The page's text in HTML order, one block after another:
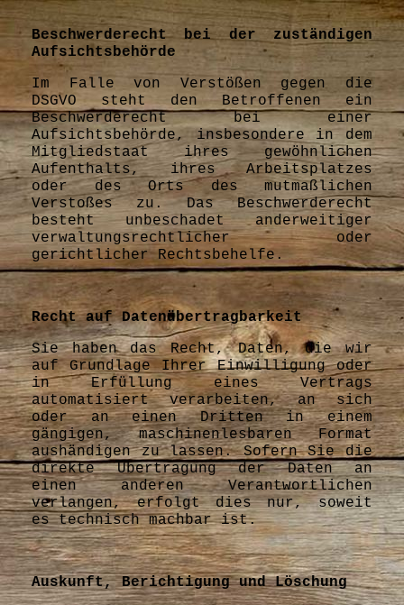
Beschwerderecht bei der zuständigen
Aufsichtsbehörde
Im Falle von Verstößen gegen die
DSGVO steht den Betroffenen ein
Beschwerderecht bei einer
Aufsichtsbehörde, insbesondere in dem
Mitgliedstaat ihres gewöhnlichen
Aufenthalts, ihres Arbeitsplatzes
oder des Orts des mutmaßlichen
Verstoßes zu. Das Beschwerderecht
besteht unbeschadet anderweitiger
verwaltungsrechtlicher oder
gerichtlicher Rechtsbehelfe.
Recht auf Datenübertragbarkeit
Sie haben das Recht, Daten, die wir
auf Grundlage Ihrer Einwilligung oder
in Erfüllung eines Vertrags
automatisiert verarbeiten, an sich
oder an einen Dritten in einem
gängigen, maschinenlesbaren Format
aushändigen zu lassen. Sofern Sie die
direkte Übertragung der Daten an
einen anderen Verantwortlichen
verlangen, erfolgt dies nur, soweit
es technisch machbar ist.
Auskunft, Berichtigung und Löschung